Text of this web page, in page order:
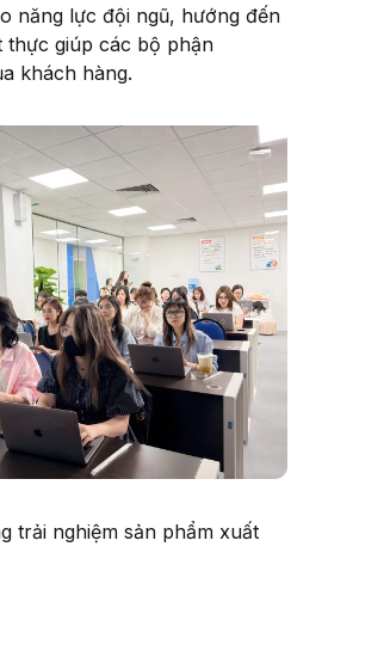
năng lực đội ngũ, hướng đến
thực giúp các bộ phận
khách hàng.
trải nghiệm sản phẩm xuất